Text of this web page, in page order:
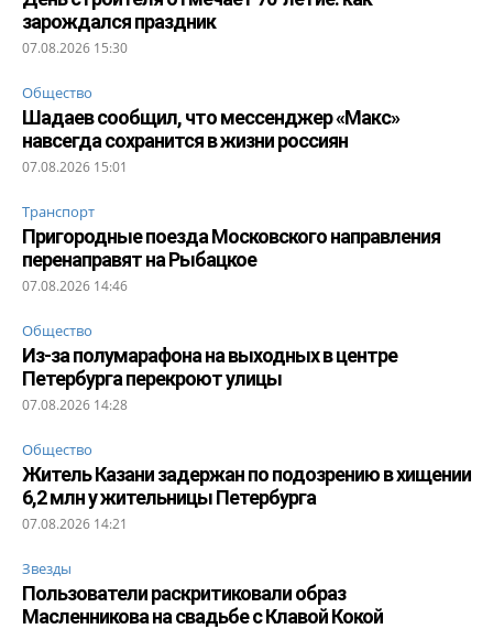
зарождался праздник
07.08.2026 15:30
Общество
Шадаев сообщил, что мессенджер «Макс»
навсегда сохранится в жизни россиян
07.08.2026 15:01
Транспорт
Пригородные поезда Московского направления
перенаправят на Рыбацкое
07.08.2026 14:46
Общество
Из-за полумарафона на выходных в центре
Петербурга перекроют улицы
07.08.2026 14:28
Общество
Житель Казани задержан по подозрению в хищении
6,2 млн у жительницы Петербурга
07.08.2026 14:21
Звезды
Пользователи раскритиковали образ
Масленникова на свадьбе с Клавой Кокой